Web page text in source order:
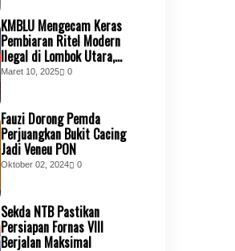
KMBLU Mengecam Keras
Pembiaran Ritel Modern
Ilegal di Lombok Utara,
Tuntut Transparansi
Maret 10, 2025 0
Fauzi Dorong Pemda
Perjuangkan Bukit Cacing
Jadi Veneu PON
Oktober 02, 2024 0
Sekda NTB Pastikan
Persiapan Fornas VIII
Berjalan Maksimal